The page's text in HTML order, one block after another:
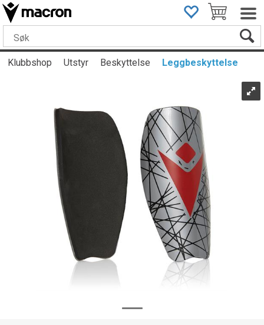
Klubbshop Utstyr Beskyttelse Leggbeskyttelse